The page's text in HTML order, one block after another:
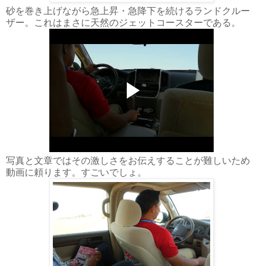
砂を巻き上げながら急上昇・急降下を続けるランドクルー
ザー。これはまさに天然のジェットコースターである。
写真と文章ではその激しさをお伝えすることが難しいため
動画に頼ります。すごいでしょ。